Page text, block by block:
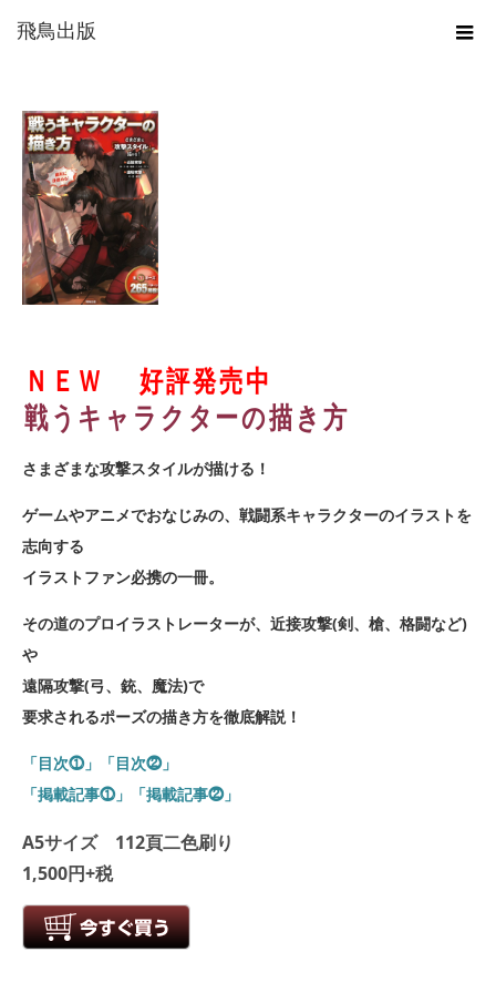
飛鳥出版おすすめ書籍
ＮＥＷ 好評発売中
戦うキャラクターの描き方
さまざまな攻撃スタイルが描ける！
ゲームやアニメでおなじみの、戦闘系キャラクターのイラストを
志向する
イラストファン必携の一冊。
その道のプロイラストレーターが、近接攻撃(剣、槍、格闘など)
や
遠隔攻撃(弓、銃、魔法)で
要求されるポーズの描き方を徹底解説！
「目次⓵」
「目次⓶」
「掲載記事⓵」
「掲載記事⓶」
A5サイズ 112頁二色刷り
1,500円+税